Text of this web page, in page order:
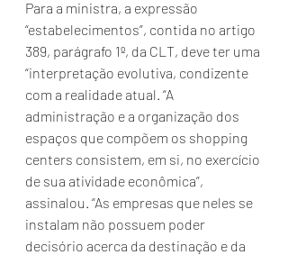
Para a ministra, a expressão
“estabelecimentos”, contida no artigo
389, parágrafo 1º, da CLT, deve ter uma
“interpretação evolutiva, condizente
com a realidade atual. “A
administração e a organização dos
espaços que compõem os shopping
centers consistem, em si, no exercício
de sua atividade econômica”,
assinalou. “As empresas que neles se
instalam não possuem poder
decisório acerca da destinação e da